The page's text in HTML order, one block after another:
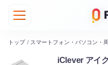
トップ / スマートフォン・パソコン・
iClever アイ